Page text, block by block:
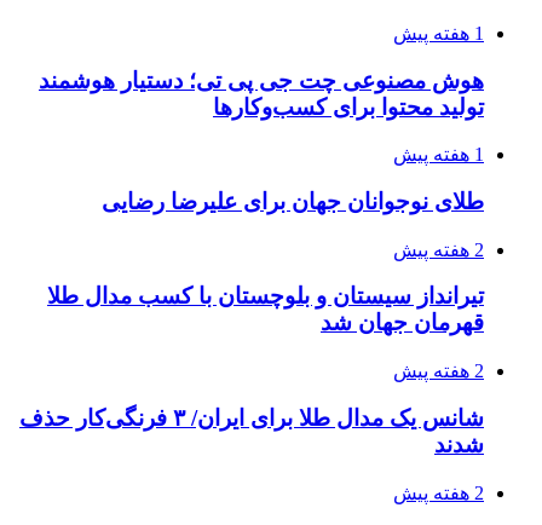
1 هفته پیش
هوش مصنوعی چت جی پی تی؛ دستیار هوشمند
تولید محتوا برای کسب‌وکارها
1 هفته پیش
طلای نوجوانان جهان برای علیرضا رضایی
2 هفته پیش
تیرانداز سیستان و بلوچستان با کسب مدال طلا
قهرمان جهان شد
2 هفته پیش
شانس یک مدال طلا برای ایران/ ۳ فرنگی‌کار حذف
شدند
2 هفته پیش